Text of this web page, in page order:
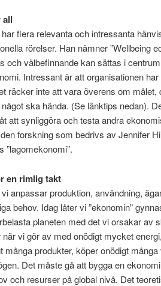
all
flera relevanta och intressanta
rörelser. Han nämner ”Wellbeing
och välbefinnande kan sättas i
Intressant är att organisationen
räcker inte att vara överens om
ska hända. (Se länktips nedan).
att synliggöra och testa andra
forskning som bedrivs av Jennifer
”lagomekonomi”.
en rimlig takt
anpassar produktion, användning,
behov. Idag låter vi ”ekonomin”
planeten med det vi orsakar av
vi gör av med onödigt mycket
många produkter, köper onödigt
Det måste gå att bygga en
och resurser på global nivå. Det